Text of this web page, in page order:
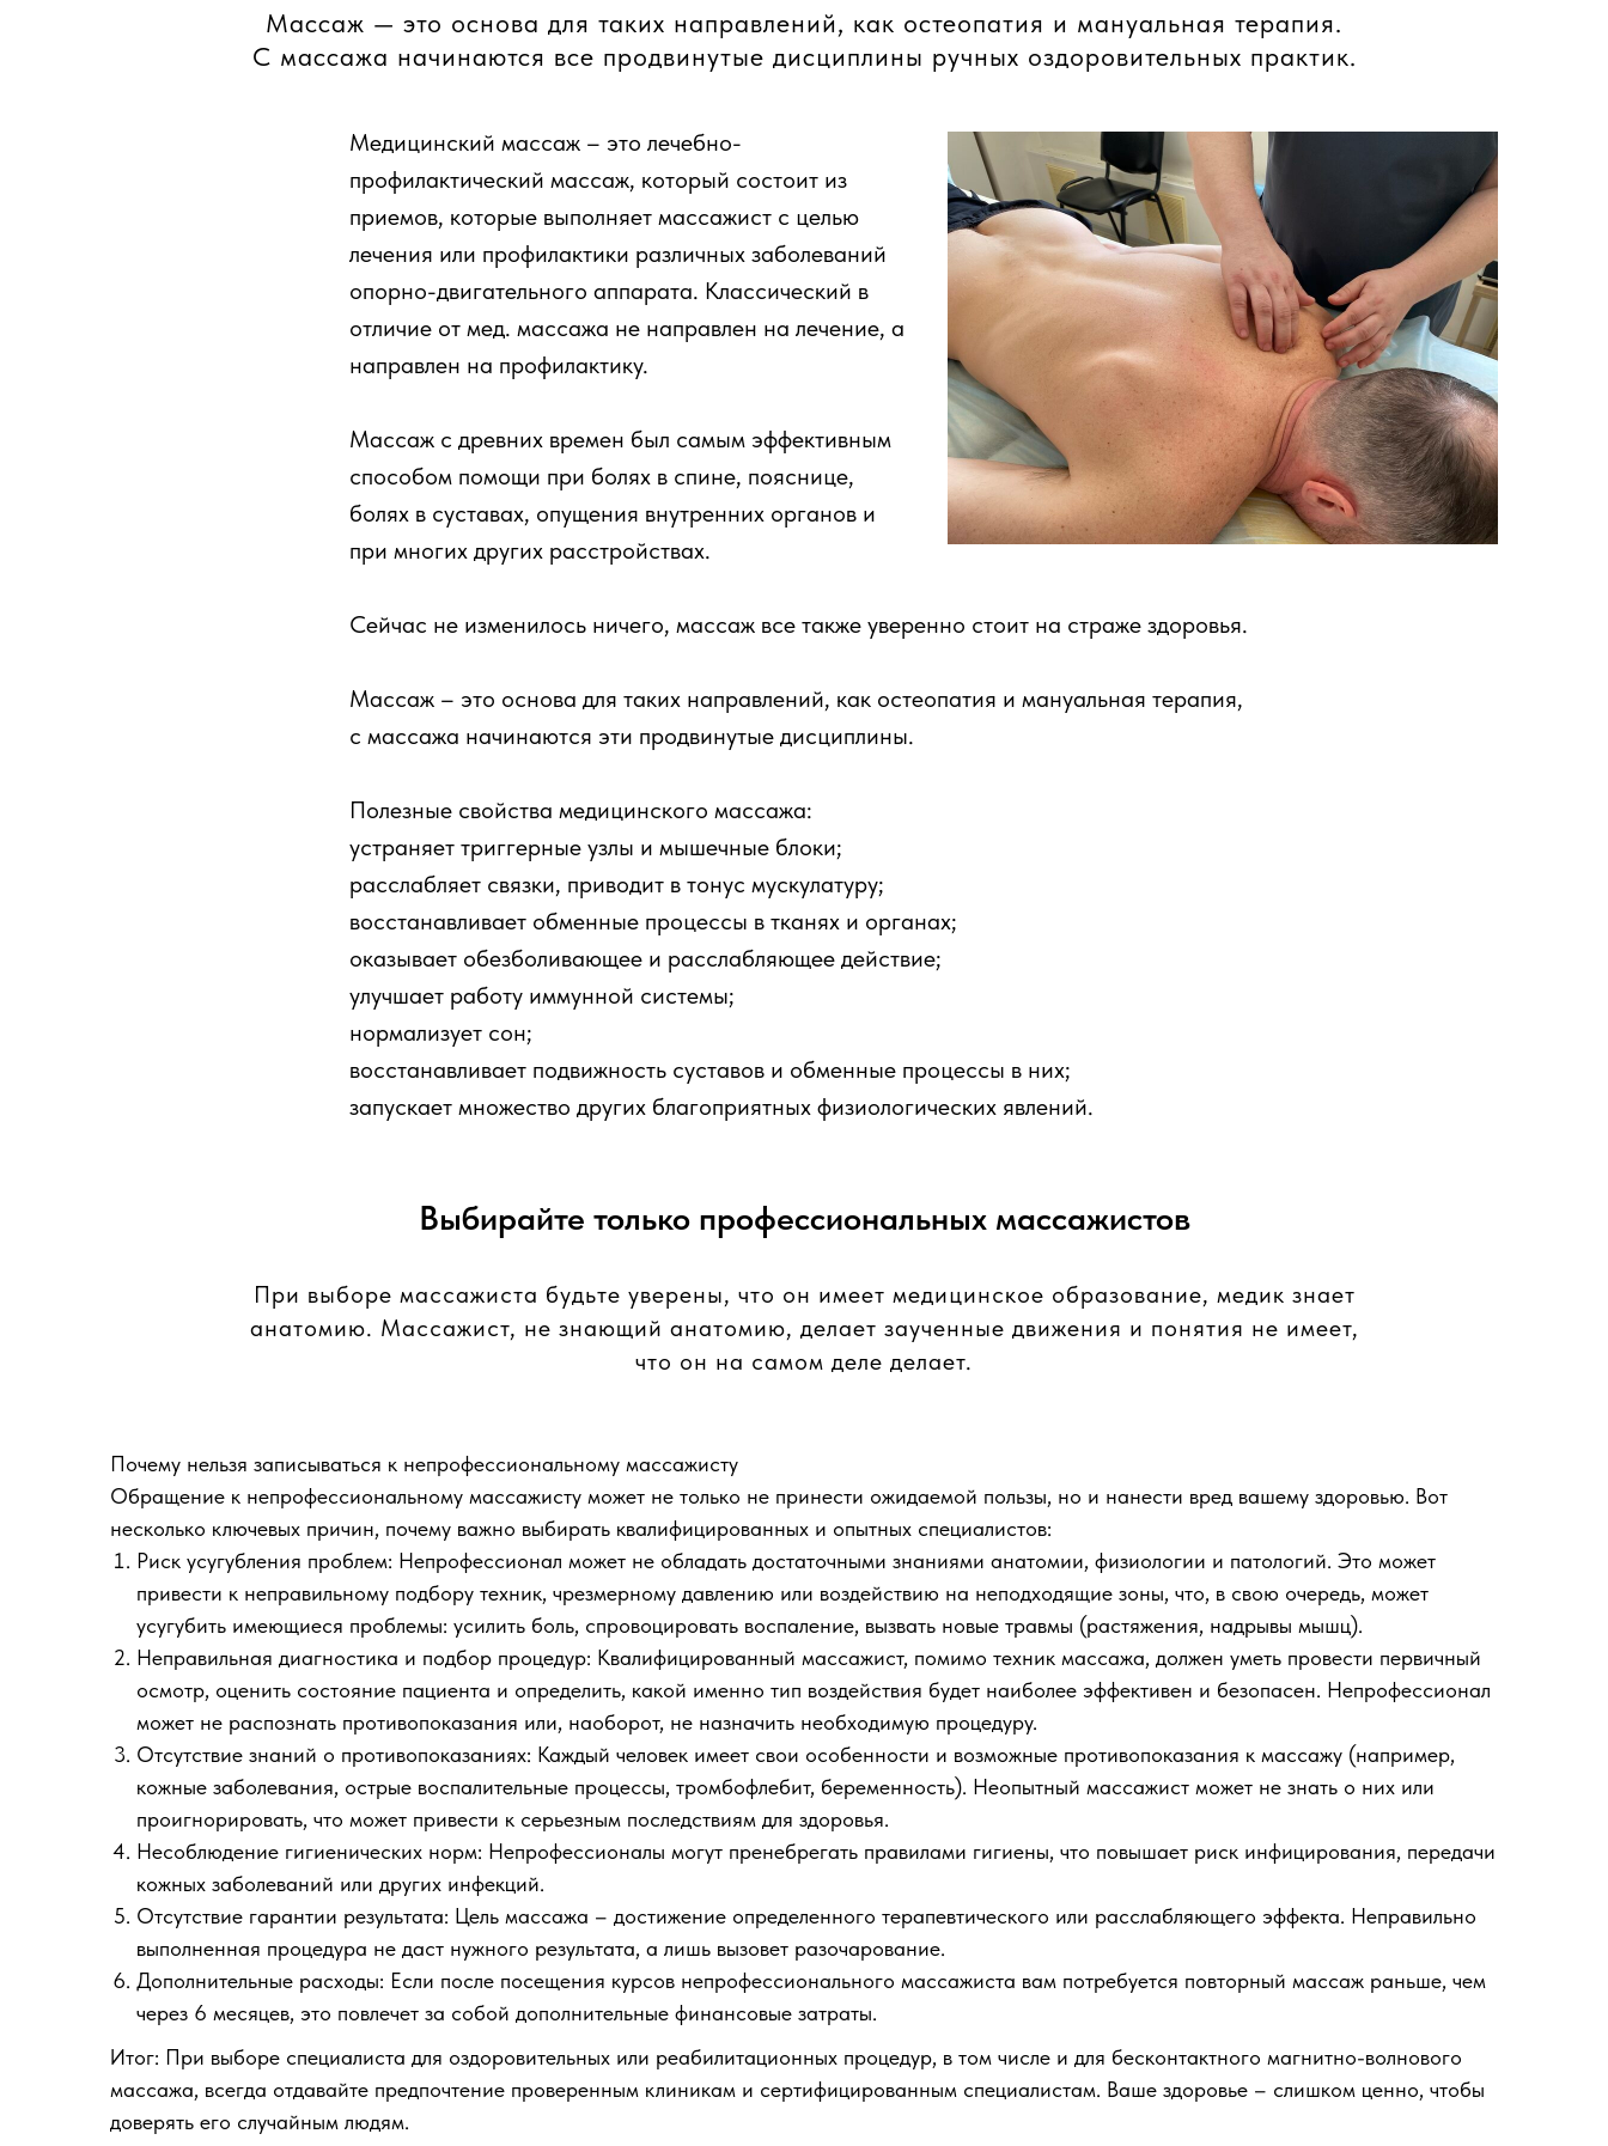
Массаж — это основа для таких направлений, как остеопатия и мануальная терапия.
С массажа начинаются все продвинутые дисциплины ручных оздоровительных практик.
Медицинский массаж – это лечебно-
профилактический массаж, который состоит из
приемов, которые выполняет массажист с целью
лечения или профилактики различных заболеваний
опорно-двигательного аппарата. Классический в
отличие от мед. массажа не направлен на лечение, а
направлен на профилактику.
Массаж с древних времен был самым эффективным
способом помощи при болях в спине, пояснице,
болях в суставах, опущения внутренних органов и
при многих других расстройствах.
Сейчас не изменилось ничего, массаж все также уверенно стоит на страже здоровья.
Массаж – это основа для таких направлений, как остеопатия и мануальная терапия,
с массажа начинаются эти продвинутые дисциплины.
Полезные свойства медицинского массажа:
устраняет триггерные узлы и мышечные блоки;
расслабляет связки, приводит в тонус мускулатуру;
восстанавливает обменные процессы в тканях и органах;
оказывает обезболивающее и расслабляющее действие;
улучшает работу иммунной системы;
нормализует сон;
восстанавливает подвижность суставов и обменные процессы в них;
запускает множество других благоприятных физиологических явлений.
Выбирайте только профессиональных массажистов
При выборе массажиста будьте уверены, что он имеет медицинское образование, медик знает
анатомию. Массажист, не знающий анатомию, делает заученные движения и понятия не имеет,
что он на самом деле делает.
Почему нельзя записываться к непрофессиональному массажисту
Обращение к непрофессиональному массажисту может не только не принести ожидаемой пользы, но и нанести вред вашему здоровью. Вот
несколько ключевых причин, почему важно выбирать квалифицированных и опытных специалистов:
Риск усугубления проблем: Непрофессионал может не обладать достаточными знаниями анатомии, физиологии и патологий. Это может
привести к неправильному подбору техник, чрезмерному давлению или воздействию на неподходящие зоны, что, в свою очередь, может
усугубить имеющиеся проблемы: усилить боль, спровоцировать воспаление, вызвать новые травмы (растяжения, надрывы мышц).
Неправильная диагностика и подбор процедур: Квалифицированный массажист, помимо техник массажа, должен уметь провести первичный
осмотр, оценить состояние пациента и определить, какой именно тип воздействия будет наиболее эффективен и безопасен. Непрофессионал
может не распознать противопоказания или, наоборот, не назначить необходимую процедуру.
Отсутствие знаний о противопоказаниях: Каждый человек имеет свои особенности и возможные противопоказания к массажу (например,
кожные заболевания, острые воспалительные процессы, тромбофлебит, беременность). Неопытный массажист может не знать о них или
проигнорировать, что может привести к серьезным последствиям для здоровья.
Несоблюдение гигиенических норм: Непрофессионалы могут пренебрегать правилами гигиены, что повышает риск инфицирования, передачи
кожных заболеваний или других инфекций.
Отсутствие гарантии результата: Цель массажа – достижение определенного терапевтического или расслабляющего эффекта. Неправильно
выполненная процедура не даст нужного результата, а лишь вызовет разочарование.
Дополнительные расходы: Если после посещения курсов непрофессионального массажиста вам потребуется повторный массаж раньше, чем
через 6 месяцев, это повлечет за собой дополнительные финансовые затраты.
Итог: При выборе специалиста для оздоровительных или реабилитационных процедур, в том числе и для бесконтактного магнитно-волнового
массажа, всегда отдавайте предпочтение проверенным клиникам и сертифицированным специалистам. Ваше здоровье – слишком ценно, чтобы
доверять его случайным людям.